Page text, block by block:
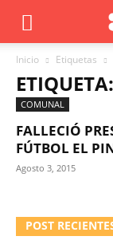
Inicio Etiquetas
COMUNAL
FALLECIÓ
FÚTBOL EL
Agosto 3, 2015
POST